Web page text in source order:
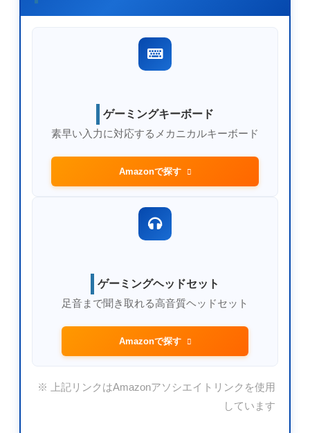
ゲーミングキーボード
素早い入力に対応するメカニカルキーボード
Amazonで探す
ゲーミングヘッドセット
足音まで聞き取れる高音質ヘッドセット
Amazonで探す
※ 上記リンクはAmazonアソシエイトリンクを使用
しています